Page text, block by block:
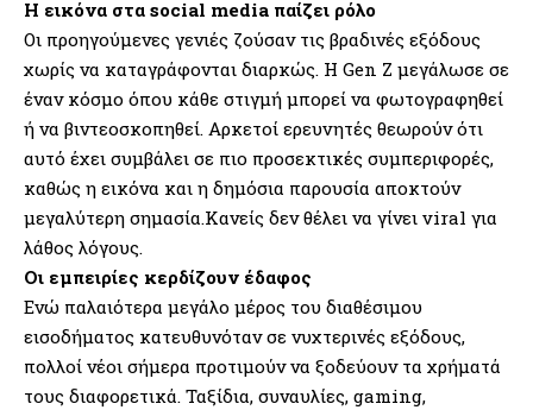
Η εικόνα στα social media παίζει ρόλο
Οι προηγούμενες γενιές ζούσαν τις βραδινές εξόδους
χωρίς να καταγράφονται διαρκώς. Η Gen Z μεγάλωσε σε
έναν κόσμο όπου κάθε στιγμή μπορεί να φωτογραφηθεί
ή να βιντεοσκοπηθεί. Αρκετοί ερευνητές θεωρούν ότι
αυτό έχει συμβάλει σε πιο προσεκτικές συμπεριφορές,
καθώς η εικόνα και η δημόσια παρουσία αποκτούν
μεγαλύτερη σημασία.Κανείς δεν θέλει να γίνει viral για
λάθος λόγους.
Οι εμπειρίες κερδίζουν έδαφος
Ενώ παλαιότερα μεγάλο μέρος του διαθέσιμου
εισοδήματος κατευθυνόταν σε νυχτερινές εξόδους,
πολλοί νέοι σήμερα προτιμούν να ξοδεύουν τα χρήματά
τους διαφορετικά. Ταξίδια, συναυλίες, gaming,